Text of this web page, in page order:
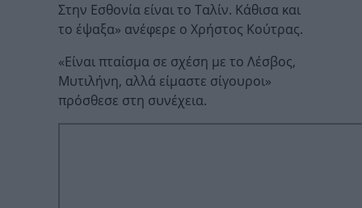
Στην Εσθονία είναι το Ταλίν. Κάθισα και
το έψαξα» ανέφερε ο Χρήστος Κούτρας.
«Είναι πταίσμα σε σχέση με το Λέσβος,
Μυτιλήνη, αλλά είμαστε σίγουροι»
πρόσθεσε στη συνέχεια.